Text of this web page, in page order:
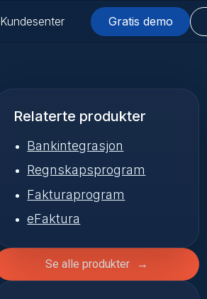
Kundesenter Gratis demo
Relaterte produkter
Bankintegrasjon
Regnskapsprogram
Fakturaprogram
eFaktura
Se alle produkter